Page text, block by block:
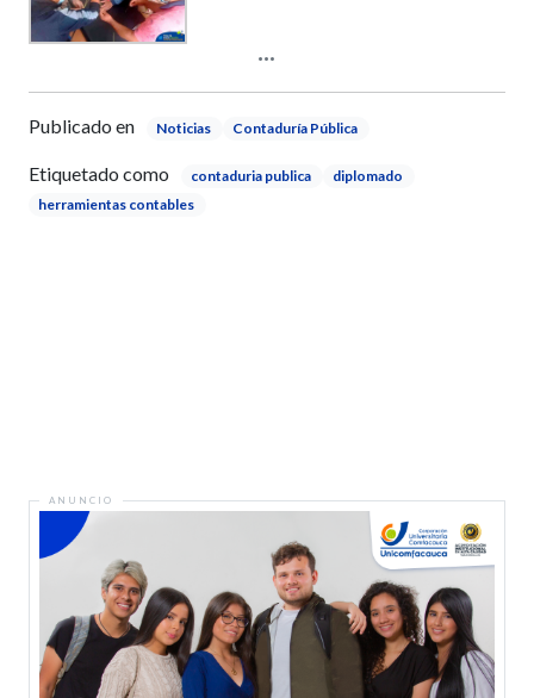
Publicado en Noticias Contaduría Pública
Etiquetado como contaduria publica
diplomado
herramientas contables